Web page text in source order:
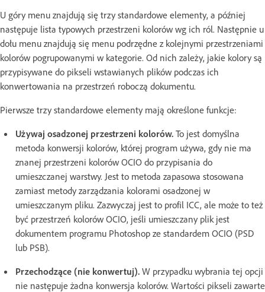
U góry menu znajdują się trzy standardowe elementy, a później
następuje lista typowych przestrzeni kolorów wg ich ról. Następnie u
dołu menu znajdują się menu podrzędne z kolejnymi przestrzeniami
kolorów pogrupowanymi w kategorie. Od nich zależy, jakie kolory są
przypisywane do pikseli wstawianych plików podczas ich
konwertowania na przestrzeń roboczą dokumentu.
Pierwsze trzy standardowe elementy mają określone funkcje:
Używaj osadzonej przestrzeni kolorów. To jest domyślna
metoda konwersji kolorów, której program używa, gdy nie ma
znanej przestrzeni kolorów OCIO do przypisania do
umieszczanej warstwy. Jest to metoda zapasowa stosowana
zamiast metody zarządzania kolorami osadzonej w
umieszczanym pliku. Zazwyczaj jest to profil ICC, ale może to też
być przestrzeń kolorów OCIO, jeśli umieszczany plik jest
dokumentem programu Photoshop ze standardem OCIO (PSD
lub PSB).
Przechodzące (nie konwertuj). W przypadku wybrania tej opcji
nie następuje żadna konwersja kolorów. Wartości pikseli zawarte